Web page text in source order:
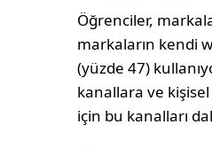
Öğrenciler,
markaların kendi
(yüzde 47)
kanallara ve
için bu kanalları